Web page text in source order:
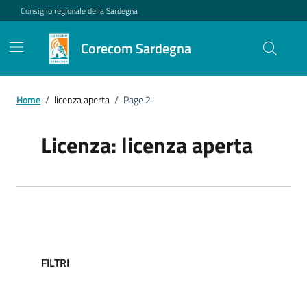
Vai ai contenuti
Vai al footer
Consiglio regionale della Sardegna
Corecom Sardegna
Home / licenza aperta / Page 2
Licenza: licenza aperta
FILTRI